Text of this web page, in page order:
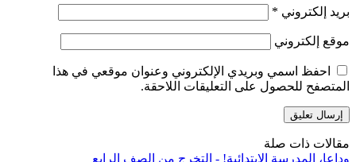
بريد إلكتروني *
موقع إلكتروني
احفظ اسمي وبريدي الإلكتروني وعنوان موقعي في هذا
المتصفح للحصول على التعليقات اللاحقة.
مقالات ذات صلة
وداعا، المدرسة الابتدائية! - التخرج من الصف الرابع